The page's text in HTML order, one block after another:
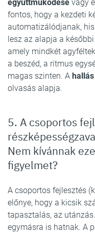
együttműködése vagy
fontos, hogy a kezdeti
automatizálódjanak,
lesz az alapja a
amely mindkét
a beszéd, a ritmus
magas szinten. A
olvasás alapja.
5. A csoportos
Nem kívánnak
figyelmet?
A csoportos fejlesztés
előnye, hogy a kicsik
tapasztalás, az
egymásra is hatnak. A